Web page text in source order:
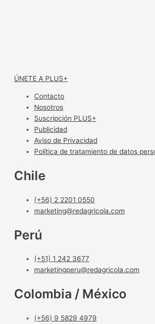
ÚNETE A PLUS+
Contacto
Nosotros
Suscripción PLUS+
Publicidad
Aviso de Privacidad
Política de tratamiento de datos
Chile
(+56) 2 2201 0550
marketing@redagricola.com
Perú
(+51) 1 242 3677
marketingperu@redagricola.com
Colombia / México
(+56) 9 5829 4979